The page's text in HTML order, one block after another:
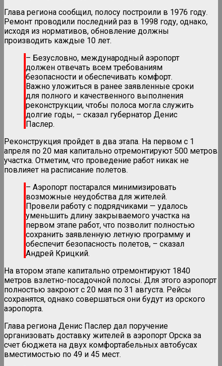
Глава региона сообщил, полосу построили в 1976 году.
Ремонт проводили последний раз в 1998 году, однако,
исходя из нормативов, обновление должны
производить каждые 10 лет.
– Безусловно, международный аэропорт
должен отвечать всем требованиям
безопасности и обеспечивать комфорт.
Важно уложиться в ранее заявленные сроки
для полного и качественного выполнения
реконструкции, чтобы полоса могла служить
долгие годы, – сказал губернатор Денис
Паслер.
Реконструкция пройдет в два этапа. На первом с 1
апреля по 20 мая капитально отремонтируют 500 метров
участка. Отметим, что проведение работ никак не
повлияет на расписание полетов.
– Аэропорт постарался минимизировать
возможные неудобства для жителей.
Провели работу с подрядчиками — удалось
уменьшить длину закрываемого участка на
первом этапе работ, что позволит полностью
сохранить заявленную летную программу и
обеспечит безопасность полетов, – сказал
Андрей Крицкий.
На втором этапе капитально отремонтируют 1840
метров взлетно-посадочной полосы. Для этого аэропорт
полностью закроют с 20 мая по 31 августа. Рейсы
сохранятся, однако совершаться они будут из орского
аэропорта.
Глава региона Денис Паслер дал поручение
организовать доставку жителей в аэропорт Орска за
счет бюджета на двух комфортабельных автобусах
вместимостью по 49 и 45 мест.